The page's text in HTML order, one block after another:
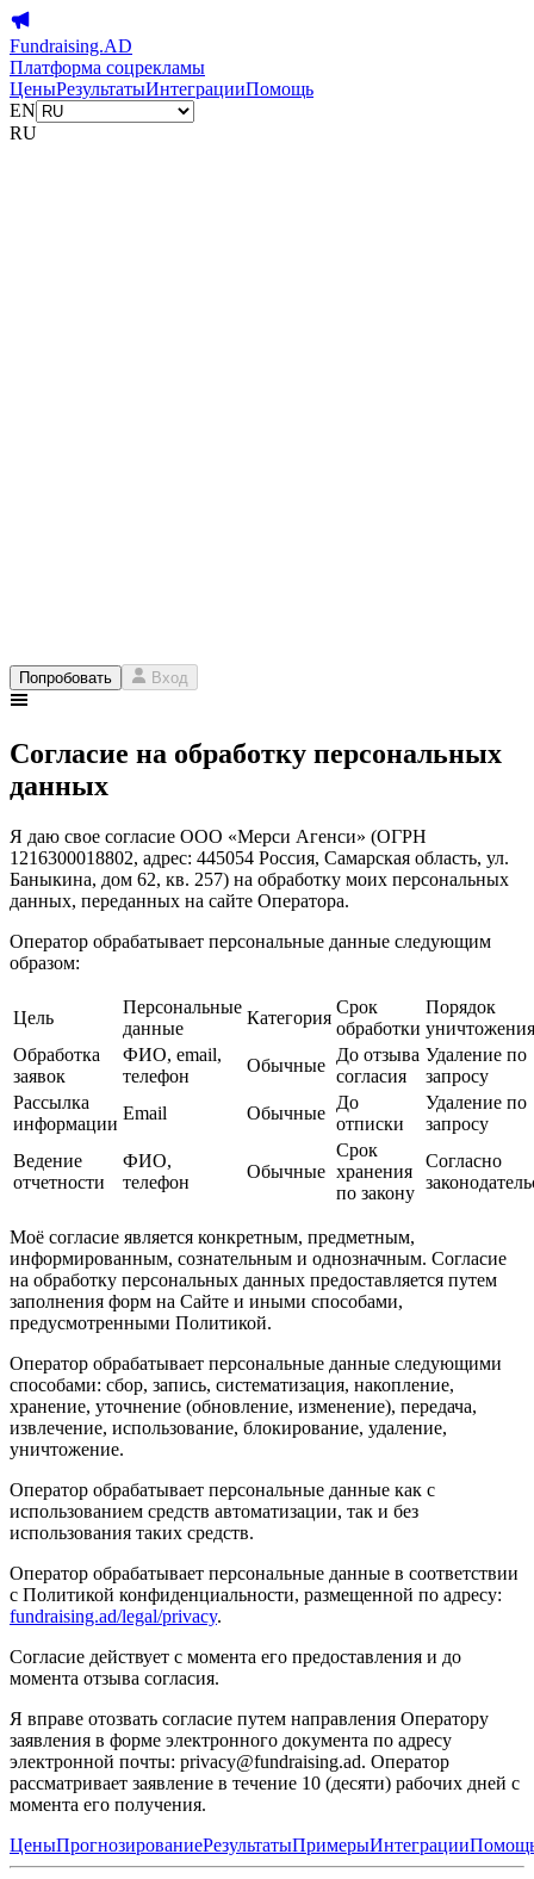
Fundraising.AD
Платформа соцрекламы
ЦеныРезультатыИнтеграцииПомощь
EN
RU
Попробовать Вход
Согласие на обработку персональных
данных
Я даю свое согласие ООО «Мерси Агенси» (ОГРН
1216300018802, адрес: 445054 Россия, Самарская область, ул.
Баныкина, дом 62, кв. 257) на обработку моих персональных
данных, переданных на сайте Оператора.
Оператор обрабатывает персональные данные следующим
образом:
Цель
Персональные
данные
Категория
Срок
обработки
Порядок
уничтожения
Обработка
заявок
ФИО, email,
телефон
Обычные
До отзыва
согласия
Удаление по
запросу
Рассылка
информации
Email Обычные
До
отписки
Удаление по
запросу
Ведение
отчетности
ФИО,
телефон
Обычные
Срок
хранения
по закону
Согласно
Моё согласие является конкретным, предметным,
информированным, сознательным и однозначным. Согласие
на обработку персональных данных предоставляется путем
заполнения форм на Сайте и иными способами,
предусмотренными Политикой.
Оператор обрабатывает персональные данные следующими
способами: сбор, запись, систематизация, накопление,
хранение, уточнение (обновление, изменение), передача,
извлечение, использование, блокирование, удаление,
уничтожение.
Оператор обрабатывает персональные данные как с
использованием средств автоматизации, так и без
использования таких средств.
Оператор обрабатывает персональные данные в соответствии
с Политикой конфиденциальности, размещенной по адресу:
fundraising.ad/legal/privacy.
Согласие действует с момента его предоставления и до
момента отзыва согласия.
Я вправе отозвать согласие путем направления Оператору
заявления в форме электронного документа по адресу
электронной почты: privacy@fundraising.ad. Оператор
рассматривает заявление в течение 10 (десяти) рабочих дней с
момента его получения.
ЦеныПрогнозированиеРезультатыПримерыИнтеграции